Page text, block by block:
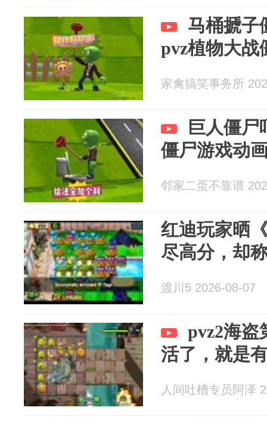
马桶搋子
pvz植物大战
家禽搞笑事务所
巨人僵尸
僵尸游戏动
邻家二蛋不靠谱
红迪玩家晒
尽高分，却
渡川5 2026-08-07
pvz2海盗
活了，就是
人间吐槽专员阿泽